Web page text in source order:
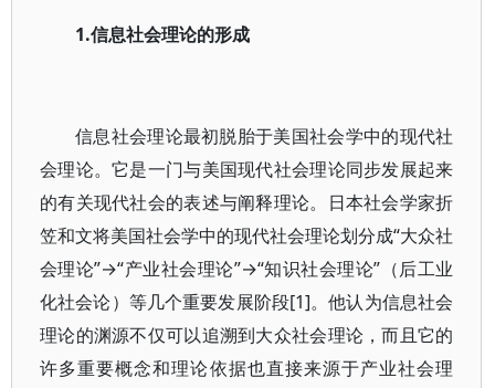
1.信息社会理论的形成
信息社会理论最初脱胎于美国社会学中的现代社
会理论。它是一门与美国现代社会理论同步发展起来
的有关现代社会的表述与阐释理论。日本社会学家折
笠和文将美国社会学中的现代社会理论划分成“大众社
会理论”→“产业社会理论”→“知识社会理论”（后工业
化社会论）等几个重要发展阶段[1]。他认为信息社会
理论的渊源不仅可以追溯到大众社会理论，而且它的
许多重要概念和理论依据也直接来源于产业社会理